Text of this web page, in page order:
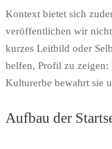
Kontext bietet sich
veröffentlichen wir
kurzes Leitbild oder
helfen, Profil zu
Kulturerbe bewahrt sie
Aufbau der